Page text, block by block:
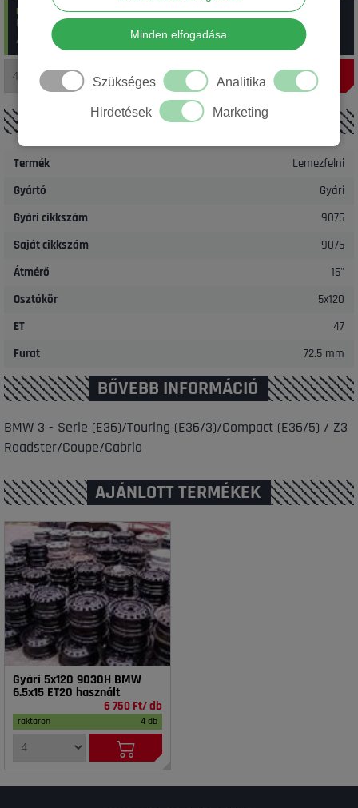
raktáron:6 db Gyári 5x120 9075H BMW 6.5x15 ET47 használt
Rendelési szám: 13_9075BMW6515H
4 900 Ft/ db €)
RÉSZLETEK
Termék
Lemezfelni
Gyártó
Gyári
Gyári cikkszám
9075
Saját cikkszám
9075
Átmérő
15"
Osztókör
5x120
ET
47
Furat
72.5 mm
BŐVEBB INFORMÁCIÓ
BMW 3 - Serie (E36)/Touring (E36/3)/Compact (E36/5) / Z3
Roadster/Coupe/Cabrio
AJÁNLOTT TERMÉKEK
Gyári 5x120 9030H BMW
6.5x15 ET20 használt
6 750 Ft/ db
raktáron 4 db
Minden elfogadása
Szükséges Analitika
Hirdetések Marketing